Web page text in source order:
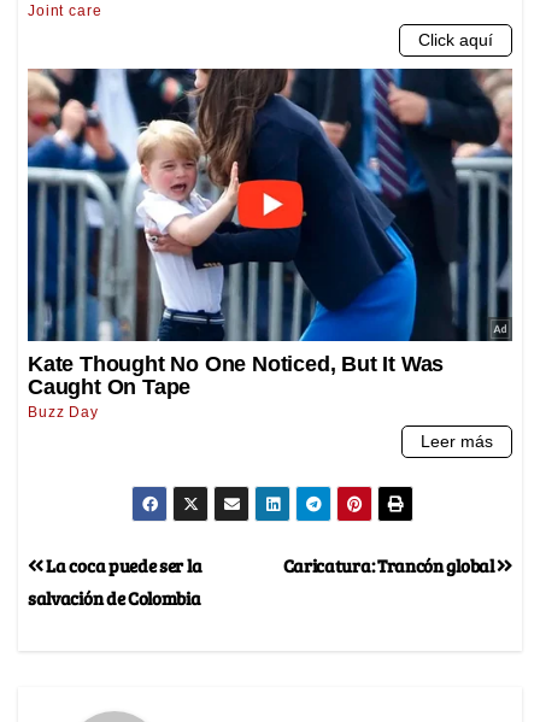
Caricatura: Trancón global
La coca puede ser la
salvación de Colombia